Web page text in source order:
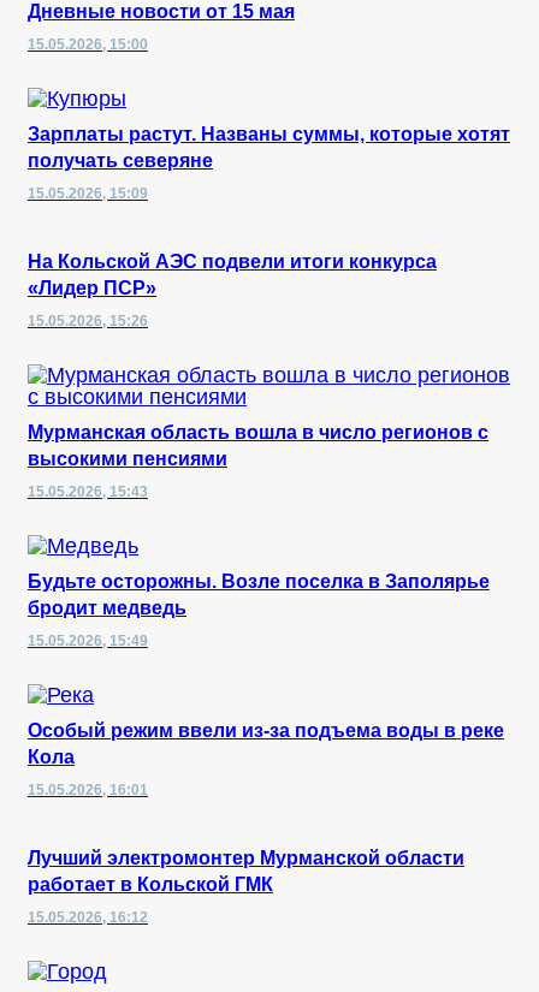
Дневные новости от 15 мая
15.05.2026, 15:00
Зарплаты растут. Названы суммы, которые хотят
получать северяне
15.05.2026, 15:09
На Кольской АЭС подвели итоги конкурса
«Лидер ПСР»
15.05.2026, 15:26
Мурманская область вошла в число регионов с
высокими пенсиями
15.05.2026, 15:43
Будьте осторожны. Возле поселка в Заполярье
бродит медведь
15.05.2026, 15:49
Особый режим ввели из-за подъема воды в реке
Кола
15.05.2026, 16:01
Лучший электромонтер Мурманской области
работает в Кольской ГМК
15.05.2026, 16:12